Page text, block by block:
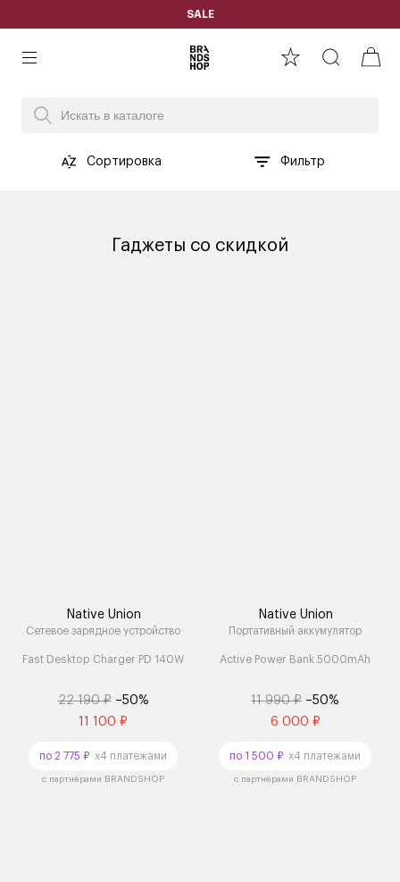
SALE
Сортировка Фильтр
Гаджеты со скидкой
Native Union
Сетевое зарядное устройство
Fast Desktop Charger PD 140W
22 190 ₽ –50%
11 100 ₽
по 2 775 ₽ x4 платежами
с партнёрами BRANDSHOP
Native Union
Портативный аккумулятор
Active Power Bank 5000mAh
11 990 ₽ –50%
6 000 ₽
по 1 500 ₽ x4 платежами
с партнёрами BRANDSHOP